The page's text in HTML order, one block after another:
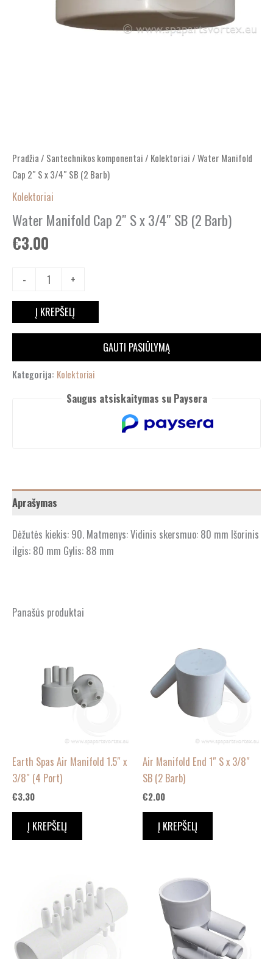
Pradžia / Santechnikos komponentai / Kolektoriai / Water Manifold
Cap 2″ S x 3/4″ SB (2 Barb)
Kolektoriai
Water Manifold Cap 2″ S x 3/4″ SB (2 Barb)
€3.00
- +
Į KREPŠELĮ
GAUTI PASIŪLYMĄ
Kategorija: Kolektoriai
Saugus atsiskaitymas su Paysera
Aprašymas
Dėžutės kiekis: 90. Matmenys: Vidinis skersmuo: 80 mm Išorinis
ilgis: 80 mm Gylis: 88 mm
Panašūs produktai
Earth Spas Air Manifold 1.5″ x
3/8″ (4 Port)
€3.30
Į KREPŠELĮ
Air Manifold End 1″ S x 3/8″
SB (2 Barb)
€2.00
Į KREPŠELĮ